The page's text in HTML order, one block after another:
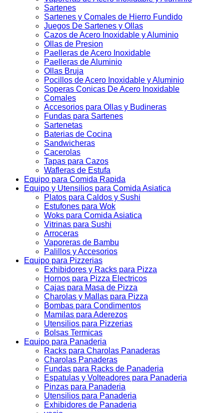
Sartenes
Sartenes y Comales de Hierro Fundido
Juegos De Sartenes y Ollas
Cazos de Acero Inoxidable y Aluminio
Ollas de Presion
Paelleras de Acero Inoxidable
Paelleras de Aluminio
Ollas Bruja
Pocillos de Acero Inoxidable y Aluminio
Soperas Conicas De Acero Inoxidable
Comales
Accesorios para Ollas y Budineras
Fundas para Sartenes
Sartenetas
Baterias de Cocina
Sandwicheras
Cacerolas
Tapas para Cazos
Wafleras de Estufa
Equipo para Comida Rapida
Equipo y Utensilios para Comida Asiatica
Platos para Caldos y Sushi
Estufones para Wok
Woks para Comida Asiatica
Vitrinas para Sushi
Arroceras
Vaporeras de Bambu
Palillos y Accesorios
Equipo para Pizzerias
Exhibidores y Racks para Pizza
Hornos para Pizza Electricos
Cajas para Masa de Pizza
Charolas y Mallas para Pizza
Bombas para Condimentos
Mamilas para Aderezos
Utensilios para Pizzerias
Bolsas Termicas
Equipo para Panaderia
Racks para Charolas Panaderas
Charolas Panaderas
Fundas para Racks de Panaderia
Espatulas y Volteadores para Panaderia
Pinzas para Panaderia
Utensilios para Panaderia
Exhibidores de Panaderia